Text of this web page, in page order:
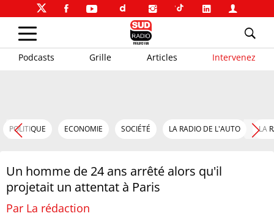
Podcasts Grille Articles Intervenez
POLITIQUE ECONOMIE SOCIÉTÉ LA RADIO DE L'AUTO LA
Un homme de 24 ans arrêté alors qu'il
projetait un attentat à Paris
Par La rédaction